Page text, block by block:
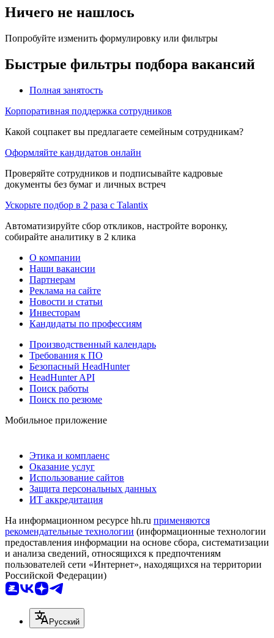
Ничего не нашлось
Попробуйте изменить формулировку или фильтры
Быстрые фильтры подбора вакансий
Полная занятость
Корпоративная поддержка сотрудников
Какой соцпакет вы предлагаете семейным сотрудникам?
Оформляйте кандидатов онлайн
Проверяйте сотрудников и подписывайте кадровые
документы без бумаг и личных встреч
Ускорьте подбор в 2 раза с Talantix
Автоматизируйте сбор откликов, настройте воронку,
собирайте аналитику в 2 клика
О компании
Наши вакансии
Партнерам
Реклама на сайте
Новости и статьи
Инвесторам
Кандидаты по профессиям
Производственный календарь
Требования к ПО
Безопасный HeadHunter
HeadHunter API
Поиск работы
Поиск по резюме
Мобильное приложение
Этика и комплаенс
Оказание услуг
Использование сайтов
Защита персональных данных
ИТ аккредитация
На информационном ресурсе hh.ru применяются
рекомендательные технологии (информационные технологии
предоставления информации на основе сбора, систематизации
и анализа сведений, относящихся к предпочтениям
пользователей сети «Интернет», находящихся на территории
Российской Федерации)
Русский